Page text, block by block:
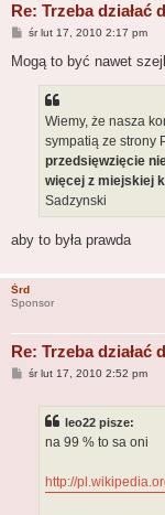
Re: Trzeba działać
P
s
śr lut 17, 2010 2:17 pm
Mogą to być nawet
Wiemy, że nasza
sympatią ze strony
przedsięwzięcie
więcej z miejskiej
Sadzynski
aby to była prawda
Śrd
Sponsor
Re: Trzeba działać
Pśr lut 17, 2010 2:52 pm
leo22 pisze:
na 99 % to sa oni
http://